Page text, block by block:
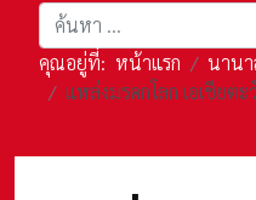
การค้นหา
คุณอยู่ที่: หน้าแรก นานา
แหล่งมรดกโลก เอเชีย